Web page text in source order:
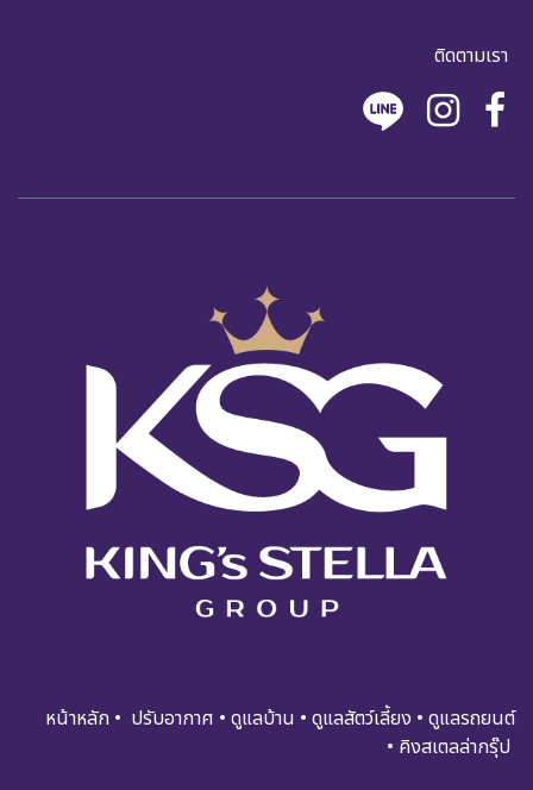
ติดตามเรา
หน้าหลัก • ปรับอ​​​​​า​กาศ • ดูแ​​​ล​บ้า​น • ดูแล​สัตว์เลี้ยง • ดูแล​รถย​นต์
• คิงสเตลล่ากรุ๊ป